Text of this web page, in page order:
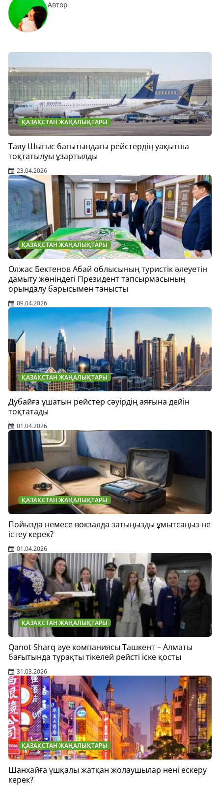
Автор
ҚАЗАҚСТАН ЖАҢАЛЫҚТАРЫ
Таяу Шығыс бағытындағы рейстердің уақытша
тоқтатылуы ұзартылды
23.04.2026
ҚАЗАҚСТАН ЖАҢАЛЫҚТАРЫ
Олжас Бектенов Абай облысының туристік әлеуетін
дамыту жөніндегі Президент тапсырмасының
орындалу барысымен танысты
09.04.2026
ҚАЗАҚСТАН ЖАҢАЛЫҚТАРЫ
Дубайға ұшатын рейстер сәуірдің аяғына дейін
тоқтатады
01.04.2026
ҚАЗАҚСТАН ЖАҢАЛЫҚТАРЫ
Пойызда немесе вокзалда затыңызды ұмытсаңыз не
істеу керек?
01.04.2026
ҚАЗАҚСТАН ЖАҢАЛЫҚТАРЫ
Qanot Sharq әуе компаниясы Ташкент – Алматы
бағытында тұрақты тікелей рейсті іске қосты
31.03.2026
ҚАЗАҚСТАН ЖАҢАЛЫҚТАРЫ
Шанхайға ұшқалы жатқан жолаушылар нені ескеру
керек?